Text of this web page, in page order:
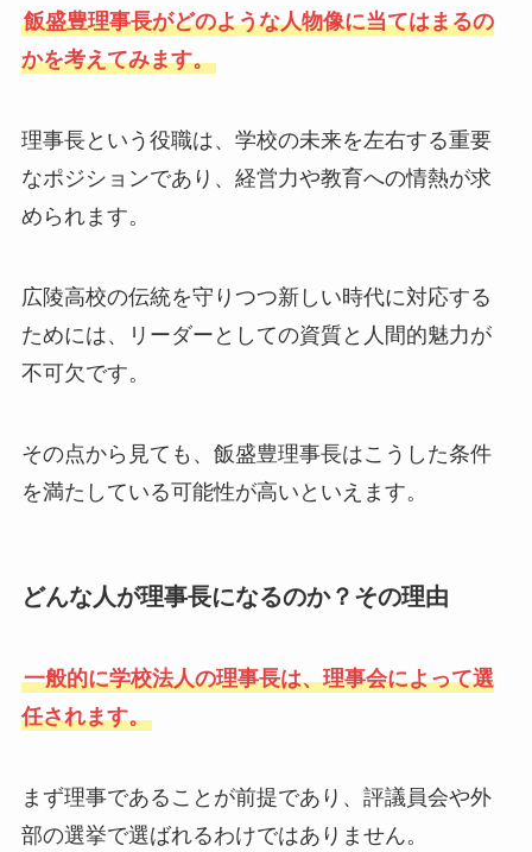
飯盛豊理事長がどのような人物像に当てはまるの
かを考えてみます。
理事長という役職は、学校の未来を左右する重要
なポジションであり、経営力や教育への情熱が求
められます。
広陵高校の伝統を守りつつ新しい時代に対応する
ためには、リーダーとしての資質と人間的魅力が
不可欠です。
その点から見ても、飯盛豊理事長はこうした条件
を満たしている可能性が高いといえます。
どんな人が理事長になるのか？その理由
一般的に学校法人の理事長は、理事会によって選
任されます。
まず理事であることが前提であり、評議員会や外
部の選挙で選ばれるわけではありません。